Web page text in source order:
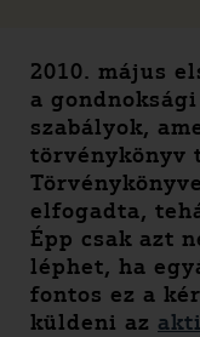
2010. május
a
szabályok,
törvénykönyv
elfogadta,
Épp csak azt
léphet, ha
fontos ez a
küldeni az